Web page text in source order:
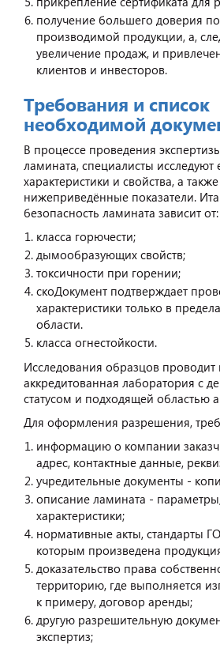
получение большего доверия
производимой продукции, а,
увеличение продаж, и
клиентов и инвесторов.
Требования и список
необходимой
В процессе проведения
ламината, специалисты исследуют
характеристики и свойства, а
нижеприведённые показатели.
безопасность ламината зависит от:
класса горючести;
дымообразующих свойств;
токсичности при горении;
скоДокумент подтверждает
характеристики только в
области.
класса огнестойкости.
Исследования образцов
аккредитованная лаборатория с
статусом и подходящей областью
Для оформления разрешения,
информацию о компании
адрес, контактные данные,
учредительные документы -
описание ламината -
характеристики;
нормативные акты, стандарты
которым произведена
доказательство права
территорию, где выполняется
к примеру, договор аренды;
другую разрешительную
экспертиз;